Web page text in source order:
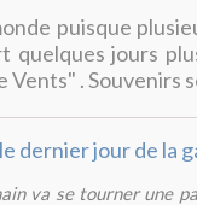
puisque
quelques jours
. Souvenirs
va se tourner une